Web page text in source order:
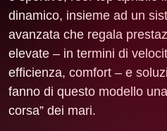
dinamico, insieme ad un
avanzata che regala
elevate – in termini di
efficienza, comfort – e
fanno di questo modello
corsa” dei mari.